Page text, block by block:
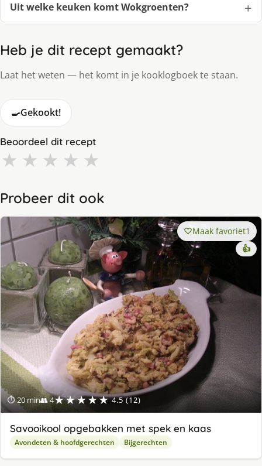
Uit welke keuken komt Wokgroenten?
Heb je dit recept gemaakt?
Laat het weten — het komt in je kooklogboek te staan.
🍳Gekookt!
Beoordeel dit recept
★ ★ ★ ★ ★
Probeer dit ook
⏱ 20 min👥 4★★★★★ 4.5 (12)
Maak favoriet1
👍
Savooikool opgebakken met spek en kaas
Avondeten & hoofdgerechten Bijgerechten